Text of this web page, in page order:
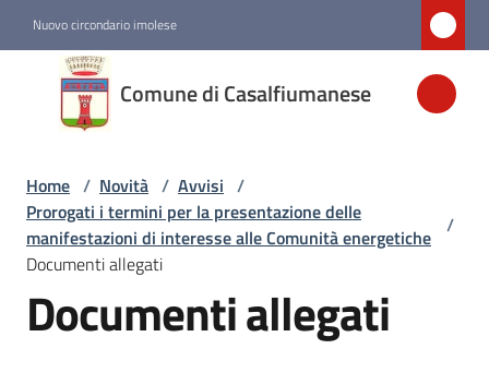
Nuovo circondario imolese
Comune di Casalfiumanese
Comune di
Casalfiumanese
Amministrazione
Novità
Home / Novità / Avvisi /
Prorogati i termini per la presentazione delle
manifestazioni di interesse alle Comunità energetiche /
Documenti allegati
Documenti allegati